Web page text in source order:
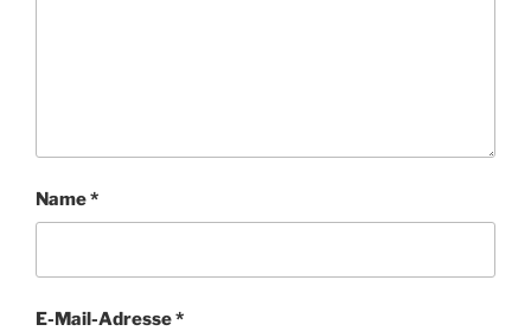
Name*
E-Mail-Adresse*